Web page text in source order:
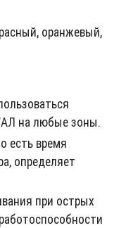
оранжевый,
на любые зоны.
есть время
определяет
при острых